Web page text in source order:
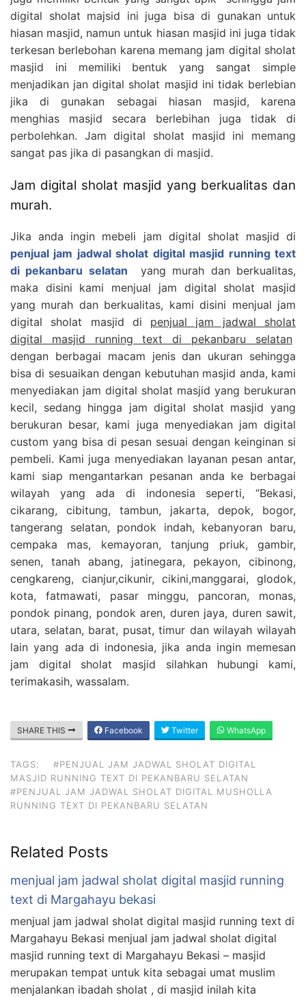
digital sholat majsid ini juga bisa di gunakan untuk
hiasan masjid, namun untuk hiasan masjid ini juga tidak
terkesan berlebohan karena memang jam digital sholat
masjid ini memiliki bentuk yang sangat simple
menjadikan jan digital sholat masjid ini tidak berlebian
jika di gunakan sebagai hiasan masjid, karena
menghias masjid secara berlebihan juga tidak di
perbolehkan. Jam digital sholat masjid ini memang
sangat pas jika di pasangkan di masjid.
Jam digital sholat masjid yang berkualitas dan
murah.
Jika anda ingin mebeli jam digital sholat masjid di
penjual jam jadwal sholat digital masjid running text
di pekanbaru selatan yang murah dan berkualitas,
maka disini kami menjual jam digital sholat masjid
yang murah dan berkualitas, kami disini menjual jam
digital sholat masjid di penjual jam jadwal sholat
digital masjid running text di pekanbaru selatan
dengan berbagai macam jenis dan ukuran sehingga
bisa di sesuaikan dengan kebutuhan masjid anda, kami
menyediakan jam digital sholat masjid yang berukuran
kecil, sedang hingga jam digital sholat masjid yang
berukuran besar, kami juga menyediakan jam digital
custom yang bisa di pesan sesuai dengan keinginan si
pembeli. Kami juga menyediakan layanan pesan antar,
kami siap mengantarkan pesanan anda ke berbagai
wilayah yang ada di indonesia seperti, “Bekasi,
cikarang, cibitung, tambun, jakarta, depok, bogor,
tangerang selatan, pondok indah, kebanyoran baru,
cempaka mas, kemayoran, tanjung priuk, gambir,
senen, tanah abang, jatinegara, pekayon, cibinong,
cengkareng, cianjur,cikunir, cikini,manggarai, glodok,
kota, fatmawati, pasar minggu, pancoran, monas,
pondok pinang, pondok aren, duren jaya, duren sawit,
utara, selatan, barat, pusat, timur dan wilayah wilayah
lain yang ada di indonesia, jika anda ingin memesan
jam digital sholat masjid silahkan hubungi kami,
terimakasih, wassalam.
SHARE THIS Facebook Twitter WhatsApp
TAGS:
#PENJUAL JAM JADWAL SHOLAT DIGITAL
MASJID RUNNING TEXT DI PEKANBARU SELATAN
#PENJUAL JAM JADWAL SHOLAT DIGITAL MUSHOLLA
RUNNING TEXT DI PEKANBARU SELATAN
Related Posts
menjual jam jadwal sholat digital masjid running
text di Margahayu bekasi
menjual jam jadwal sholat digital masjid running text di
Margahayu Bekasi menjual jam jadwal sholat digital
masjid running text di Margahayu Bekasi – masjid
merupakan tempat untuk kita sebagai umat muslim
menjalankan ibadah sholat , di masjid inilah kita